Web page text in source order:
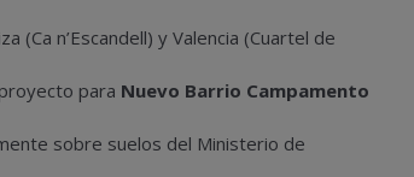
(Ca n’Escandell) y Valencia (Cuartel de
para Nuevo Barrio Campamento
sobre suelos del Ministerio de